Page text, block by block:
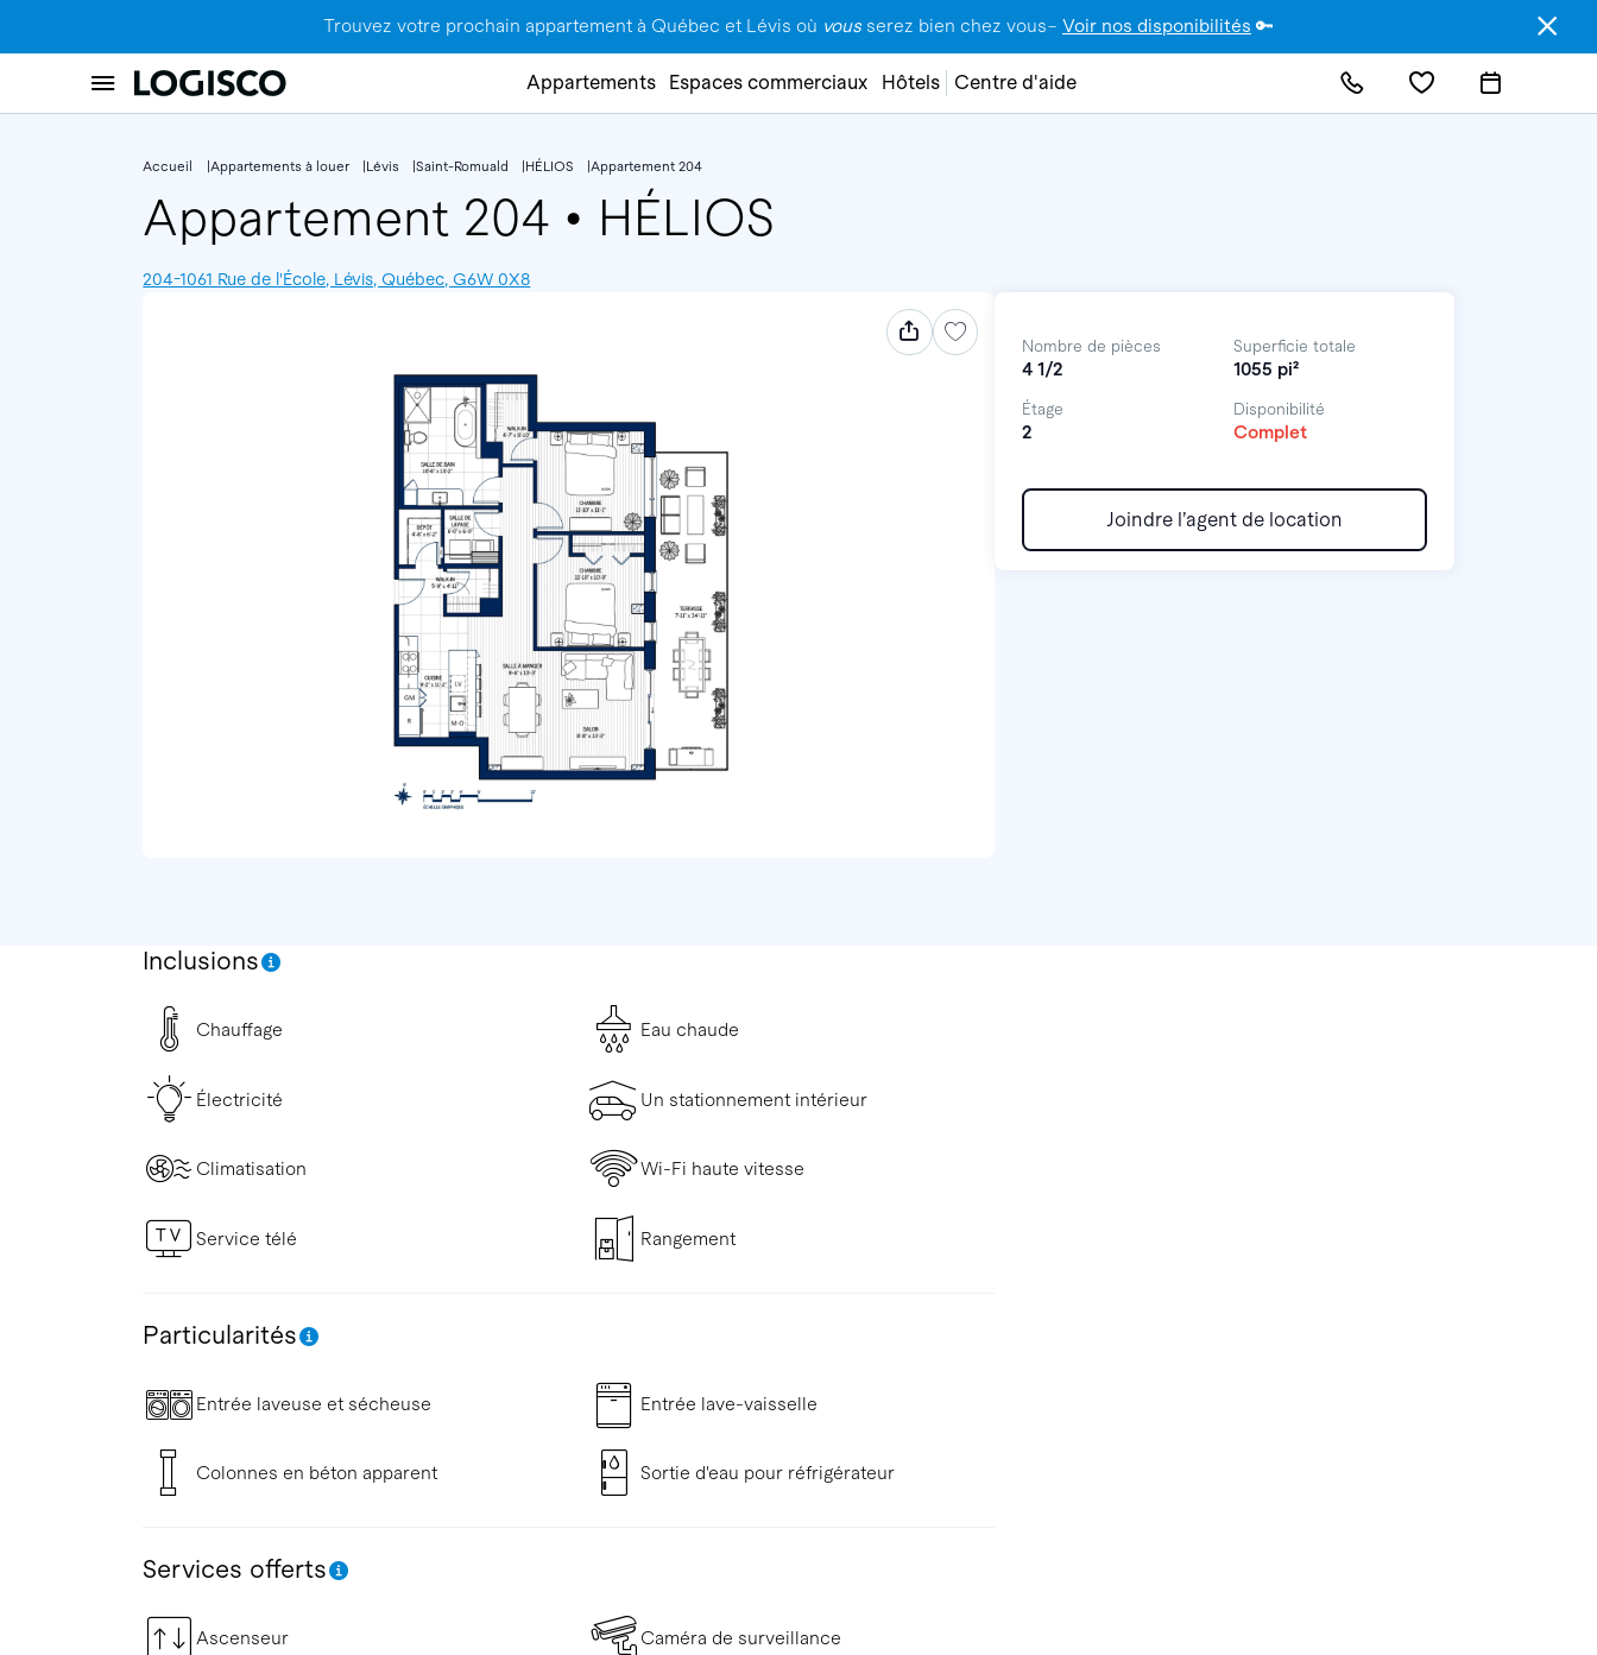
Trouvez votre prochain appartement à Québec et Lévis où vous serez bien chez vous– Voir nos disponibilités 🔑
Appartements Espaces commerciaux Hôtels Centre d'aide
Accueil Appartements à louer Lévis Saint-Romuald HÉLIOS Appartement 204
Appartement 204 • HÉLIOS
204-1061 Rue de l'École, Lévis, Québec, G6W 0X8
Inclusions
Chauffage Eau chaude
Électricité Un stationnement intérieur
Climatisation Wi-Fi haute vitesse
Service télé Rangement
Particularités
Entrée laveuse et sécheuse Entrée lave-vaisselle
Colonnes en béton apparent Sortie d'eau pour réfrigérateur
Services offerts
Ascenseur Caméra de surveillance
Nombre de pièces
4 1/2
Superficie totale
1055 pi²
Étage
2
Disponibilité
Complet
Joindre l’agent de location